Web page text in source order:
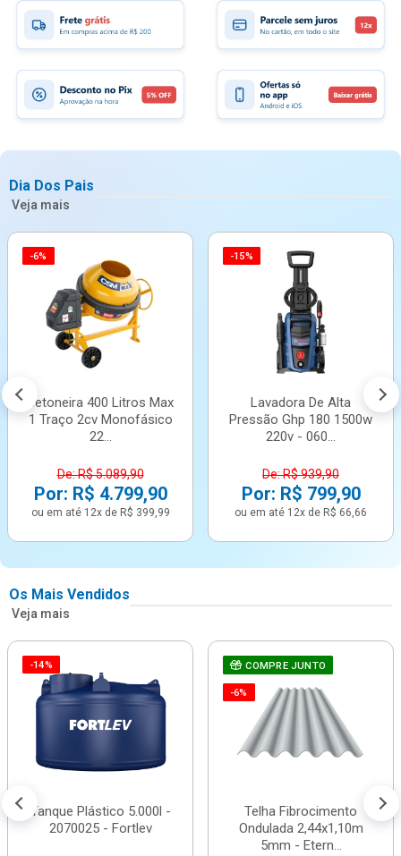
Dia Dos Pais
Veja mais
-6%
Betoneira 400 Litros Max
1 Traço 2cv Monofásico
22...
De: R$ 5.089,90
Por: R$ 4.799,90
ou em até 12x de R$ 399,99
-15%
Lavadora De Alta
Pressão Ghp 180 1500w
220v - 060...
De: R$ 939,90
Por: R$ 799,90
ou em até 12x de R$ 66,66
Os Mais Vendidos
Veja mais
-14%
Tanque Plástico 5.000l -
2070025 - Fortlev
COMPRE JUNTO
-6%
Telha Fibrocimento
Ondulada 2,44x1,10m
5mm - Etern...